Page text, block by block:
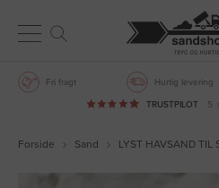
Fri fragt Hurtig levering
TRUSTPILOT 5
Forside Sand LYST HAVSAND TIL